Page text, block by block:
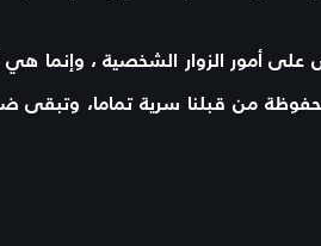
أمور الزوار الشخصية ، وإنما هي
من قبلنا سرية تماما، وتبقى